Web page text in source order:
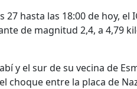
27 hasta las 18:00 de hoy,
de magnitud 2,4, a 4,79
y el sur de su vecina de
choque entre la placa de